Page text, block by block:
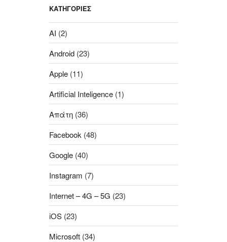
KΑΤΗΓΟΡΊΕΣ
AI (2)
Android (23)
Apple (11)
Artificial Inteligence (1)
Aπάτη (36)
Facebook (48)
Google (40)
Instagram (7)
Internet – 4G – 5G (23)
iOS (23)
Microsoft (34)